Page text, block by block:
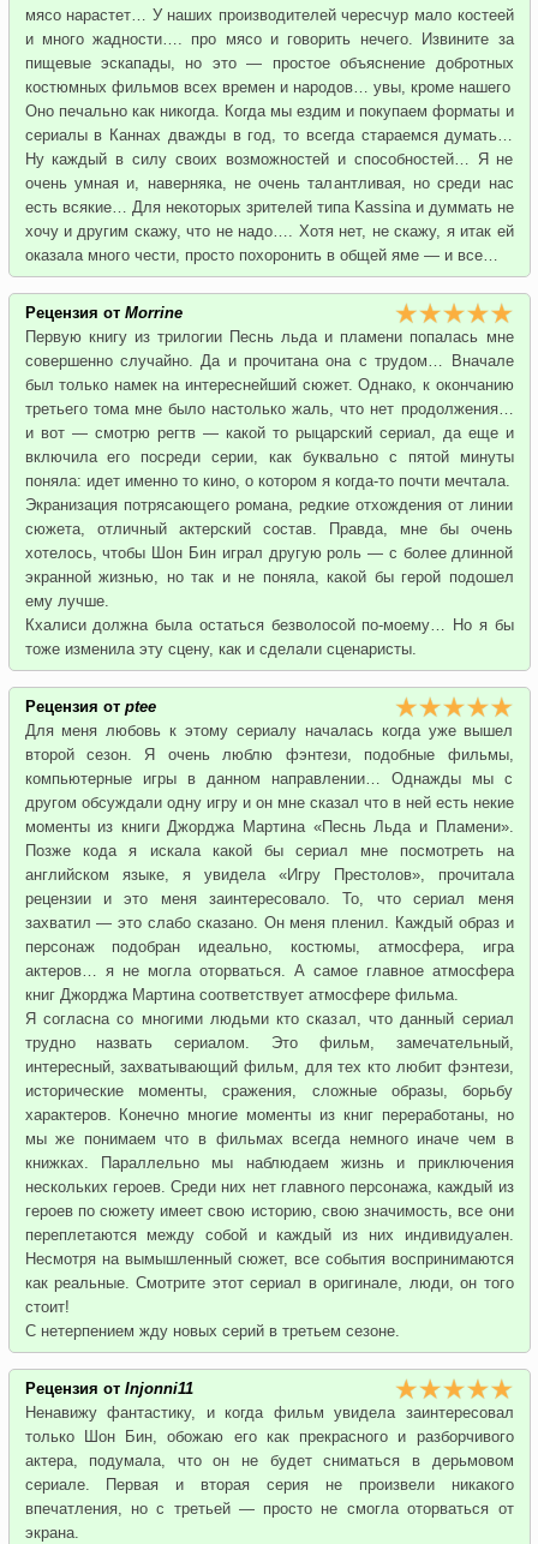
мясо нарастет… У наших производителей чересчур мало костеей
и много жадности…. про мясо и говорить нечего. Извините за
пищевые эскапады, но это — простое объяснение добротных
костюмных фильмов всех времен и народов… увы, кроме нашего
Оно печально как никогда. Когда мы ездим и покупаем форматы и
сериалы в Каннах дважды в год, то всегда стараемся думать…
Ну каждый в силу своих возможностей и способностей… Я не
очень умная и, наверняка, не очень талантливая, но среди нас
есть всякие… Для некоторых зрителей типа Kassina и думмать не
хочу и другим скажу, что не надо…. Хотя нет, не скажу, я итак ей
оказала много чести, просто похоронить в общей яме — и все…
Рецензия от Morrine
Первую книгу из трилогии Песнь льда и пламени попалась мне
совершенно случайно. Да и прочитана она с трудом… Вначале
был только намек на интереснейший сюжет. Однако, к окончанию
третьего тома мне было настолько жаль, что нет продолжения…
и вот — смотрю регтв — какой то рыцарский сериал, да еще и
включила его посреди серии, как буквально с пятой минуты
поняла: идет именно то кино, о котором я когда-то почти мечтала.
Экранизация потрясающего романа, редкие отхождения от линии
сюжета, отличный актерский состав. Правда, мне бы очень
хотелось, чтобы Шон Бин играл другую роль — с более длинной
экранной жизнью, но так и не поняла, какой бы герой подошел
ему лучше.
Кхалиси должна была остаться безволосой по-моему… Но я бы
тоже изменила эту сцену, как и сделали сценаристы.
Рецензия от ptee
Для меня любовь к этому сериалу началась когда уже вышел
второй сезон. Я очень люблю фэнтези, подобные фильмы,
компьютерные игры в данном направлении… Однажды мы с
другом обсуждали одну игру и он мне сказал что в ней есть некие
моменты из книги Джорджа Мартина «Песнь Льда и Пламени».
Позже кода я искала какой бы сериал мне посмотреть на
английском языке, я увидела «Игру Престолов», прочитала
рецензии и это меня заинтересовало. То, что сериал меня
захватил — это слабо сказано. Он меня пленил. Каждый образ и
персонаж подобран идеально, костюмы, атмосфера, игра
актеров… я не могла оторваться. А самое главное атмосфера
книг Джорджа Мартина соответствует атмосфере фильма.
Я согласна со многими людьми кто сказал, что данный сериал
трудно назвать сериалом. Это фильм, замечательный,
интересный, захватывающий фильм, для тех кто любит фэнтези,
исторические моменты, сражения, сложные образы, борьбу
характеров. Конечно многие моменты из книг переработаны, но
мы же понимаем что в фильмах всегда немного иначе чем в
книжках. Параллельно мы наблюдаем жизнь и приключения
нескольких героев. Среди них нет главного персонажа, каждый из
героев по сюжету имеет свою историю, свою значимость, все они
переплетаются между собой и каждый из них индивидуален.
Несмотря на вымышленный сюжет, все события воспринимаются
как реальные. Смотрите этот сериал в оригинале, люди, он того
стоит!
С нетерпением жду новых серий в третьем сезоне.
Рецензия от Injonni11
Ненавижу фантастику, и когда фильм увидела заинтересовал
только Шон Бин, обожаю его как прекрасного и разборчивого
актера, подумала, что он не будет сниматься в дерьмовом
сериале. Первая и вторая серия не произвели никакого
впечатления, но с третьей — просто не смогла оторваться от
экрана.